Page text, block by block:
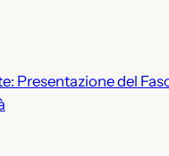
Presentazione del